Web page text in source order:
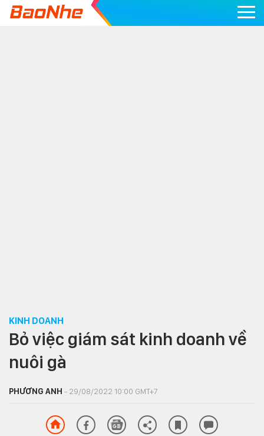
KINH DOANH
Bỏ việc giám sát kinh doanh về
nuôi gà
PHƯƠNG ANH - 29/08/2022 10:00 GMT+7